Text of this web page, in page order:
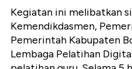
Kegiatan ini melibatkan
Kemendikdasmen,
Pemerintah Kabupaten
Lembaga Pelatihan